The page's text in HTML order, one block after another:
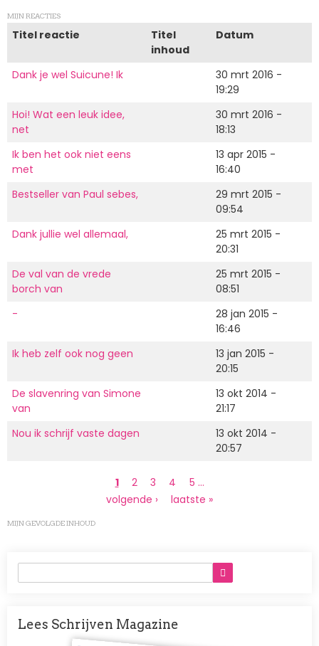
MIJN REACTIES
Titel reactie
Titel
inhoud
Datum
Dank je wel Suicune! Ik
30 mrt 2016 -
19:29
Hoi! Wat een leuk idee,
net
30 mrt 2016 -
18:13
Ik ben het ook niet eens
met
13 apr 2015 -
16:40
Bestseller van Paul sebes,
29 mrt 2015 -
09:54
Dank jullie wel allemaal,
25 mrt 2015 -
20:31
De val van de vrede
borch van
25 mrt 2015 -
08:51
-
28 jan 2015 -
16:46
Ik heb zelf ook nog geen
13 jan 2015 -
20:15
De slavenring van Simone
van
13 okt 2014 -
21:17
Nou ik schrijf vaste dagen
13 okt 2014 -
20:57
Huidige
pagina
1 Page
2 Page
3 Page
4 Page
5 …
Volgende
volgende ›
Laatste
laatste »
MIJN GEVOLGDE INHOUD
Lees Schrijven Magazine
Afbeelding